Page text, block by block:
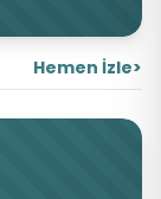
Hemen İzle>